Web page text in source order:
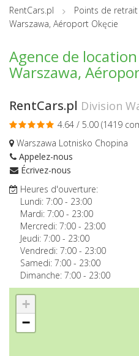
RentCars.pl
Points de retrait
Warszawa, Aéroport Okęcie
Agence de
Warszawa,
RentCars.pl Division
4.64 / 5.00 (1419
Warszawa Lotnisko Chopina
Appelez-nous
Écrivez-nous
Heures d'ouverture:
Lundi: 7:00 - 23:00
Mardi: 7:00 - 23:00
Mercredi: 7:00 - 23:00
Jeudi: 7:00 - 23:00
Vendredi: 7:00 - 23:00
Samedi: 7:00 - 23:00
Dimanche: 7:00 - 23:00
+
−